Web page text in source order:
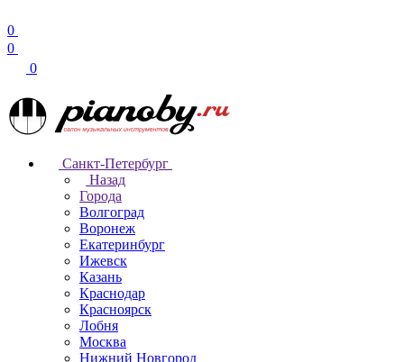
0
0
0
Санкт-Петербург
Назад
Города
Волгоград
Воронеж
Екатеринбург
Ижевск
Казань
Краснодар
Красноярск
Лобня
Москва
Нижний Новгород